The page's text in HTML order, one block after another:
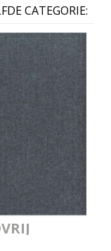
CATEGORIE: